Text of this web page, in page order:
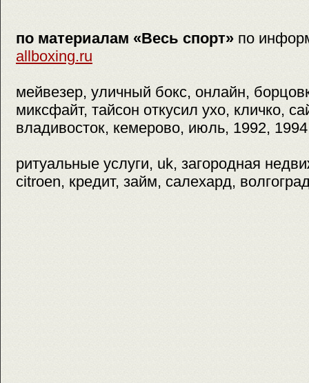
по материалам «Весь спорт» по
allboxing.ru
мейвезер, уличный бокс, онлайн,
миксфайт, тайсон откусил ухо, кличко,
владивосток, кемерово, июль, 1992,
ритуальные услуги, uk, загородная
citroen, кредит, займ, салехард,